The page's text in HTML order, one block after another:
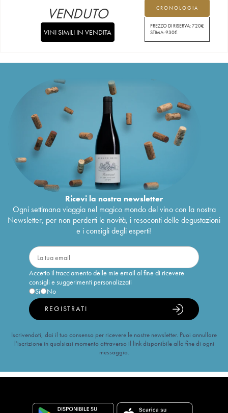
CRONOLOGIA
PREZZO DI RISERVA:720€
STIMA:930€
VENDUTO
VINI SIMILI IN VENDITA
Ricevi la nostra newsletter
Ogni settimana viaggia nel magico mondo del vino con la nostra
Newsletter, per non perderti le novità, i resoconti delle degustazioni
e i consigli degli esperti!
Accetto il tracciamento delle mie email al fine di ricevere
consigli e suggerimenti personalizzati
Sì
No
REGISTRATI
Iscrivendoti, dai il tuo consenso per ricevere le nostre newsletter. Puoi annullare
l’iscrizione in qualsiasi momento attraverso il link disponibile alla fine di ogni
messaggio.